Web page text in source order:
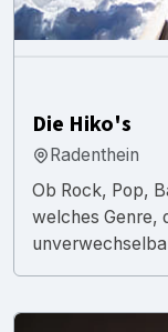
Die Hiko's
Radenthein
Ob Rock, Pop,
welches Genre,